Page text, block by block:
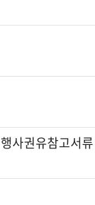
사권유참고서류